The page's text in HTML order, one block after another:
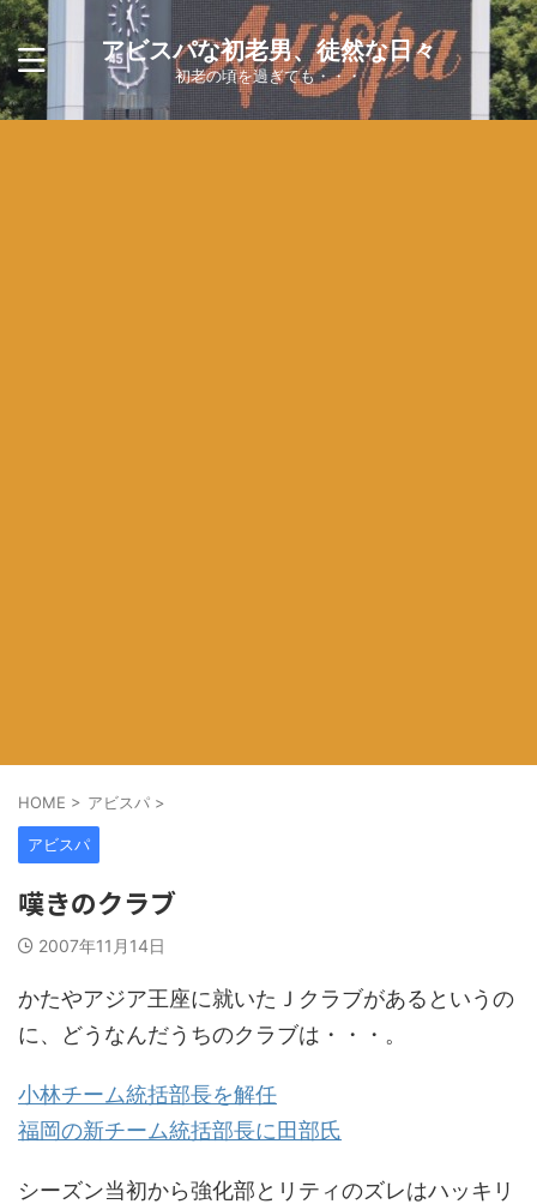
アビスパな初老男、徒然な日々
初老の頃を過ぎても・・・
HOME > アビスパ >
アビスパ
嘆きのクラブ
2007年11月14日
かたやアジア王座に就いたＪクラブがあるというの
に、どうなんだうちのクラブは・・・。
小林チーム統括部長を解任
福岡の新チーム統括部長に田部氏
シーズン当初から強化部とリティのズレはハッキリ